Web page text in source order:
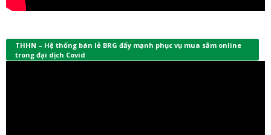
THHN – Hệ thống bán lẻ BRG đẩy mạnh phục vụ mua sắm online
trong đại dịch Covid